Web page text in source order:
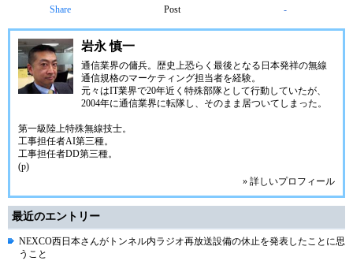
Share Post -
岩永 慎一
通信業界の傭兵。歴史上恐らく最後となる日本発祥の無線
通信規格のマーケティング担当者を経験。
元々はIT業界で20年近く特殊部隊として行動していたが、
2004年に通信業界に転隊し、そのまま居ついてしまった。
第一級陸上特殊無線技士。
工事担任者AI第三種。
工事担任者DD第三種。
(p)
» 詳しいプロフィール
最近のエントリー
NEXCO西日本さんがトンネル内ラジオ再放送設備の休止を発表したことに思
うこと